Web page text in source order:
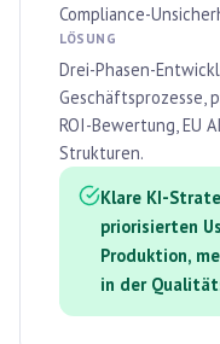
Compliance-
LÖSUNG
Drei-Phasen-
Geschäftsprozesse,
ROI-Bewertung, EU
Strukturen.
Klare KI-
priorisierten
Produktion,
in der